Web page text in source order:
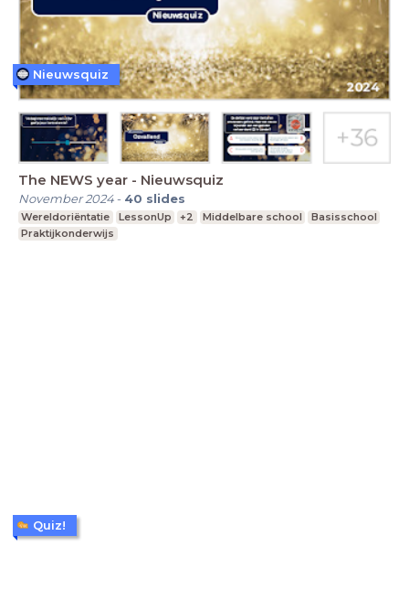
The NEWS year - Nieuwsquiz
November 2024- 40 slides
Wereldoriëntatie LessonUp +2 Middelbare school
Basisschool
Praktijkonderwijs
Nieuwsquiz
Quiz!